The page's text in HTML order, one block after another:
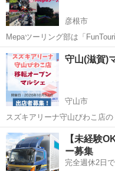
彦根市
Mepaツーリング部は「
ーにマナーの良い走りと交流
クルです。 今回、Mepaツーリ
Camp ...
滋賀 彦根市 その他
守山(滋賀)
守山市
スズキアリーナ守山びわこ店
出店しませんか？ ━━━━━━━━━━━━━ 📋 開催概要
滋賀 守山市 その他
【未経験
ー募集
完全週休2日